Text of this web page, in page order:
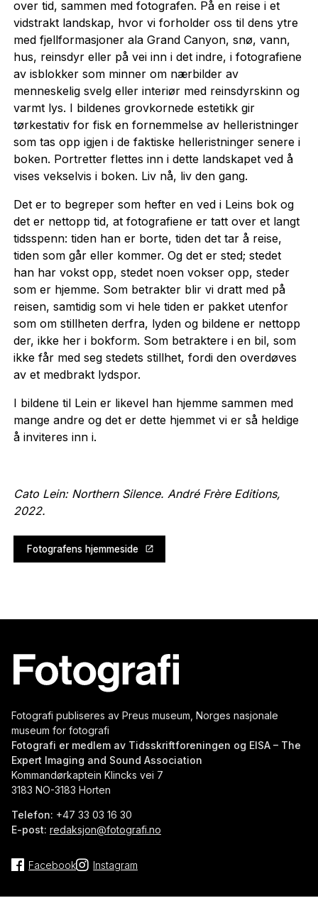
over tid, sammen med fotografen. På en reise i et
vidstrakt landskap, hvor vi forholder oss til dens ytre
med fjellformasjoner ala Grand Canyon, snø, vann,
hus, reinsdyr eller på vei inn i det indre, i fotografiene
av isblokker som minner om nærbilder av
menneskelig svelg eller interiør med reinsdyrskinn og
varmt lys. I bildenes grovkornede estetikk gir
tørkestativ for fisk en fornemmelse av helleristninger
som tas opp igjen i de faktiske helleristninger senere i
boken. Portretter flettes inn i dette landskapet ved å
vises vekselvis i boken. Liv nå, liv den gang.
Det er to begreper som hefter en ved i Leins bok og
det er nettopp tid, at fotografiene er tatt over et langt
tidsspenn: tiden han er borte, tiden det tar å reise,
tiden som går eller kommer. Og det er sted; stedet
han har vokst opp, stedet noen vokser opp, steder
som er hjemme. Som betrakter blir vi dratt med på
reisen, samtidig som vi hele tiden er pakket utenfor
som om stillheten derfra, lyden og bildene er nettopp
der, ikke her i bokform. Som betraktere i en bil, som
ikke får med seg stedets stillhet, fordi den overdøves
av et medbrakt lydspor.
I bildene til Lein er likevel han hjemme sammen med
mange andre og det er dette hjemmet vi er så heldige
å inviteres inn i.
Cato Lein: Northern Silence. André Frère Editions,
2022.
Fotografens hjemmeside
Fotografi publiseres av Preus museum, Norges nasjonale
museum for fotografi
Fotografi er medlem av Tidsskriftforeningen og EISA – The
Expert Imaging and Sound Association
Kommandørkaptein Klincks vei 7
3183 NO-3183 Horten
Telefon: +47 33 03 16 30
E-post: redaksjon@fotografi.no
Facebook Instagram